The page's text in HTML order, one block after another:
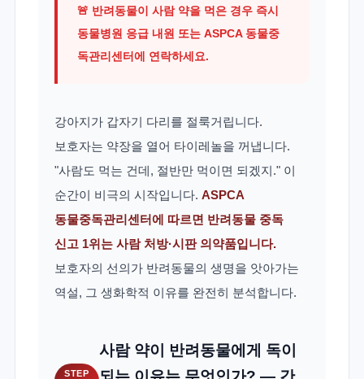
🚨 반려동물이 사람 약을 먹은 경우 즉시
동물병원 응급 내원 또는 ASPCA 동물중
독관리센터에 연락하세요.
강아지가 갑자기 다리를 절룩거립니다.
보호자는 약장을 열어 타이레놀을 꺼냅니다.
"사람도 먹는 건데, 절반만 먹이면 되겠지." 이
순간이 비극의 시작입니다. ASPCA
동물중독관리센터에 따르면 반려동물 중독
신고 1위는 사람 처방·시판 의약품입니다.
보호자의 선의가 반려동물의 생명을 앗아가는
역설, 그 생화학적 이유를 완전히 분석합니다.
STEP
사람 약이 반려동물에게 독이